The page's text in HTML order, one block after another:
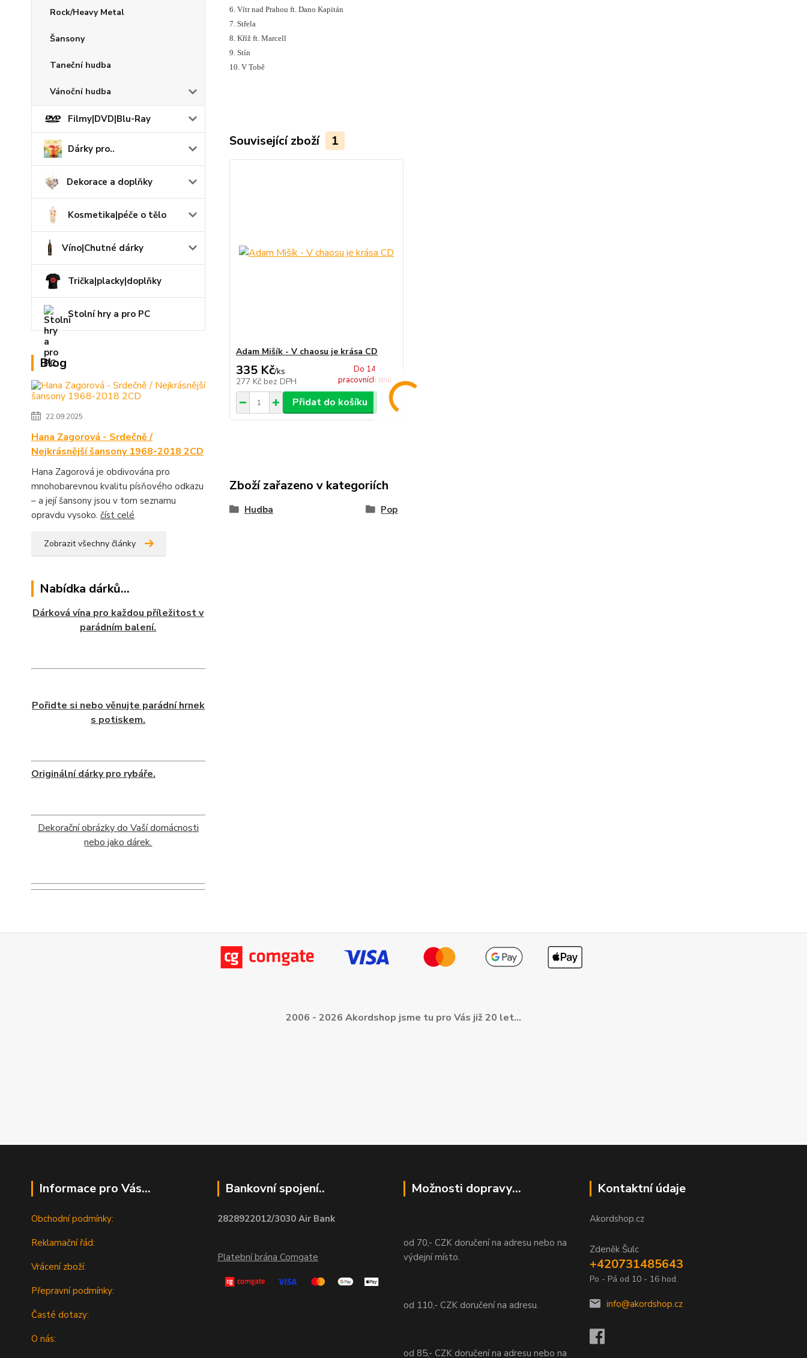
Rock/Heavy Metal
Šansony
Taneční hudba
Vánoční hudba
Filmy|DVD|Blu-Ray
Dárky pro..
Dekorace a doplňky
Kosmetika|péče o tělo
Víno|Chutné dárky
Trička|placky|doplňky
Stolní hry a pro PC
Blog
22.09.2025
Hana Zagorová - Srdečně /
Nejkrásnější šansony 1968-2018 2CD
Hana Zagorová je obdivována pro
mnohobarevnou kvalitu písňového odkazu
– a její šansony jsou v tom seznamu
opravdu vysoko. číst celé
Zobrazit všechny články
Nabídka dárků...
Dárková vína pro každou příležitost v
parádním balení.
Pořidte si nebo věnujte parádní hrnek
s potiskem.
Originální dárky pro rybáře.
Dekorační obrázky do Vaší domácnosti
nebo jako dárek.
6. Vítr nad Prahou ft. Dano Kapitán
7. Střela
8. Kříž ft. Marcell
9. Stín
10. V Tobě
Související zboží 1
Adam Mišík - V chaosu je krása CD
335 Kč/ks
277 Kč bez DPH
Do 14
pracovních dnů
Přidat do košíku
Zboží zařazeno v kategoriích
Hudba Pop
2006 - 2026 Akordshop jsme tu pro Vás již 20 let...
Informace pro Vás...
Obchodní podmínky:
Reklamační řád:
Vrácení zboží:
Přepravní podmínky:
Časté dotazy:
O nás:
Bankovní spojení..
2828922012/3030 Air Bank
Platební brána Comgate
Možnosti dopravy...
od 70,- CZK doručení na adresu nebo na
výdejní místo.
od 110,- CZK doručení na adresu.
od 85,- CZK doručení na adresu nebo na
Kontaktní údaje
Akordshop.cz
Zdeněk Šulc
+420731485643
Po - Pá od 10 - 16 hod.
info@akordshop.cz